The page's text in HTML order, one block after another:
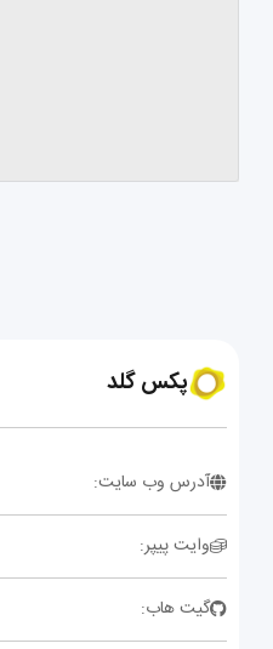
پکس گلد
آدرس وب سایت:
وایت پیپر:
گیت هاب: